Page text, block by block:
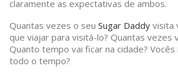
claramente as expectativas de ambos.
Quantas vezes o seu Sugar Daddy visita
que viajar para visitá-lo? Quantas vezes
Quanto tempo vai ficar na cidade?
todo o tempo?